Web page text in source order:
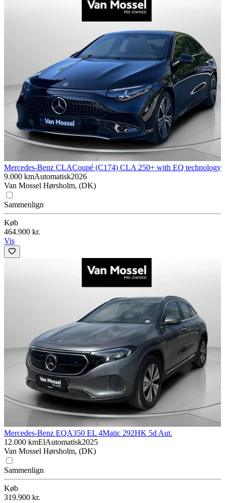
Mercedes-Benz CLACoupé (C174) CLA 250+ with EQ technology
9.000 kmAutomatisk2026
Van Mossel Hørsholm, (DK)
Sammenlign
Køb
464.900 kr.
Vis
Mercedes-Benz EQA350 EL 4Matic 292HK 5d Aut.
12.000 kmElAutomatisk2025
Van Mossel Hørsholm, (DK)
Sammenlign
Køb
319.900 kr.